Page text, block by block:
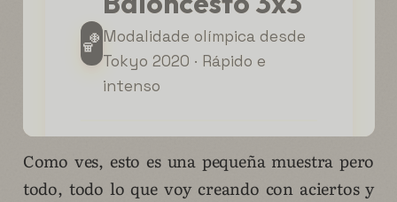
Como ves, esto es una pequeña muestra pero
todo, todo lo que voy creando con aciertos y